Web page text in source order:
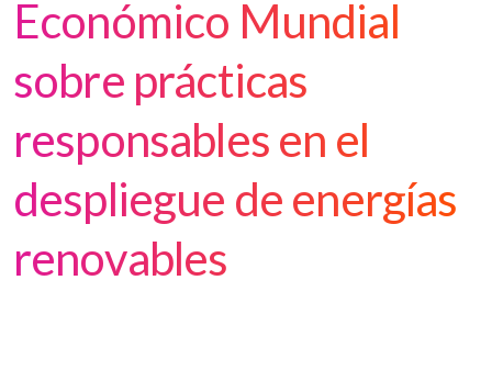
Económico Mundial
sobre prácticas
responsables en el
despliegue de energías
renovables